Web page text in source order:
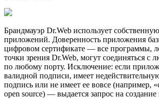
Брандмауэр Dr.Web использует
приложений. Доверенность приложения
цифровом сертификате — все программы,
точки зрения Dr.Web, могут соединяться с
по любому порту. Исключение: если
валидной подписи, имеет
подпись или не имеет ее вовсе (например,
open source) — выдается запрос на создание